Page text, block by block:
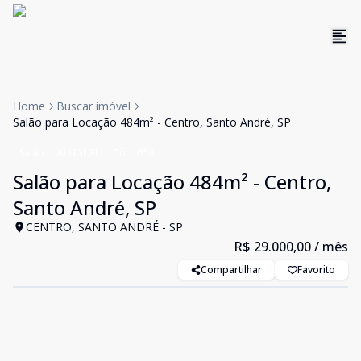
Home
Buscar imóvel
Salão para Locação 484m² - Centro, Santo André, SP
Salão para Locação 484m² - Centro,
Santo André, SP
CENTRO, SANTO ANDRÉ - SP
R$ 29.000,00/ mês
Compartilhar Favorito